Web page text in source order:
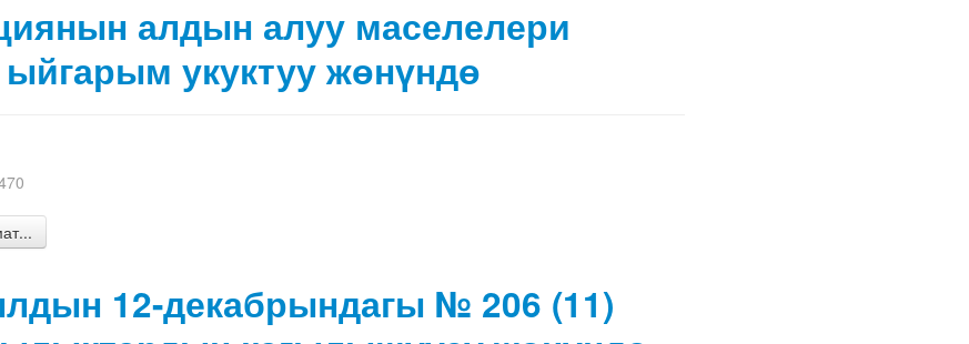
алдын алуу маселелери
укуктуу жөнүндө
12-декабрындагы № 206 (11)